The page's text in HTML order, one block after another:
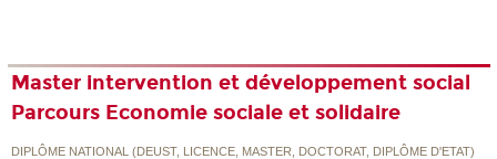
Master intervention et développement social
Parcours Economie sociale et solidaire
DIPLÔME NATIONAL (DEUST, LICENCE, MASTER, DOCTORAT, DIPLÔME D'ETAT)